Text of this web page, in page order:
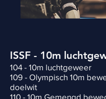
ISSF - 10m
104 - 10m luchtgeweer
109 - Olympisch 10m
doelwit
110 - 10m Gemengd